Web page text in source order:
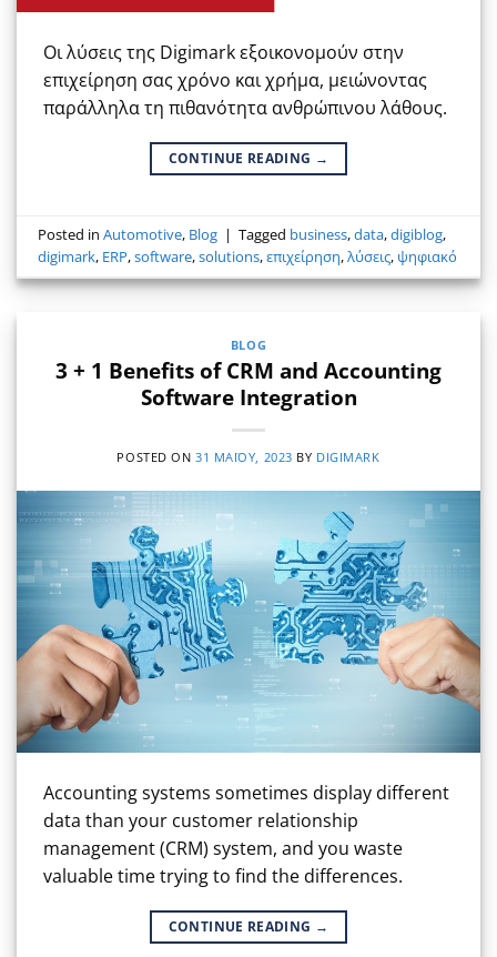
Οι λύσεις της Digimark εξοικονομούν στην
επιχείρηση σας χρόνο και χρήμα, μειώνοντας
παράλληλα τη πιθανότητα ανθρώπινου λάθους.
CONTINUE READING →
Posted inAutomotive, Blog | Tagged business,data,digiblog,
digimark, ERP,software,solutions,επιχείρηση,λύσεις, ψηφιακό
BLOG
3 + 1 Benefits of CRM and Accounting
Software Integration
POSTED ON31 ΜΑΪ́ΟΥ, 2023 BY DIGIMARK
Accounting systems sometimes display different
data than your customer relationship
management (CRM) system, and you waste
valuable time trying to find the differences.
CONTINUE READING →